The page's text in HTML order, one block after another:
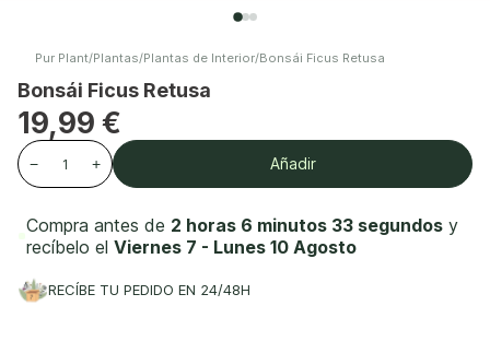
Pur Plant/Plantas/Plantas de Interior/Bonsái Ficus Retusa
Bonsái Ficus Retusa
19,99 €
Compra antes de 2 horas 6 minutos 32 segundos y
recíbelo el Viernes 7 - Lunes 10 Agosto
− + Añadir
RECÍBE TU PEDIDO EN 24/48H